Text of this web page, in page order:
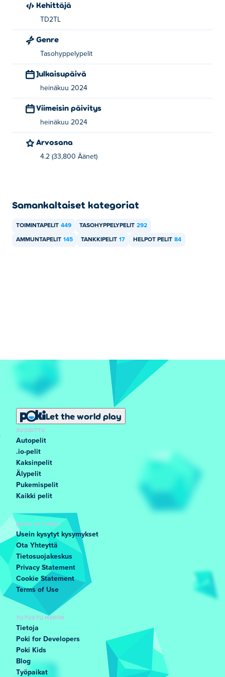
ensimmäinen pelinsä Poki-sivustolla!
Voit pelata Just Tanksia ilmaiseksi Poki.
Voinko pelata Just Tanksia mobiililaitteilla ja
työpöydällä?
Just Tanksia voi pelata tietokoneellasi ja mobiililaitteilla,
kuten puhelimilla ja tableteilla.
Kehittäjä
TD2TL
Genre
Tasohyppelypelit
Julkaisupäivä
heinäkuu 2024
Viimeisin päivitys
heinäkuu 2024
Arvosana
4.2 (33,800 Äänet)
Samankaltaiset kategoriat
TOIMINTAPELIT 449 TASOHYPPELYPELIT 292
AMMUNTAPELIT 145 TANKKIPELIT 17 HELPOT PELIT 84
Let the world play
SUOSITTU
Autopelit
.io-pelit
Kaksinpelit
Älypelit
Pukemispelit
Kaikki pelit
APUA JA TUKEA
Usein kysytyt kysymykset
Ota Yhteyttä
Tietosuojakeskus
Privacy Statement
Cookie Statement
Terms of Use
TUTUSTU MEIHIN
Tietoja
Poki for Developers
Poki Kids
Blog
Työpaikat